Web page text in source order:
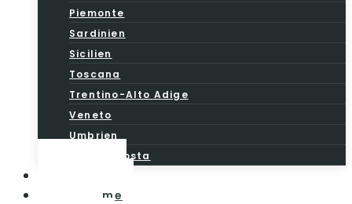
Piemonte
Sardinien
Sicilien
Toscana
Trentino-Alto Adige
Veneto
Umbrien
Valle d’Aosta
Vinturisme